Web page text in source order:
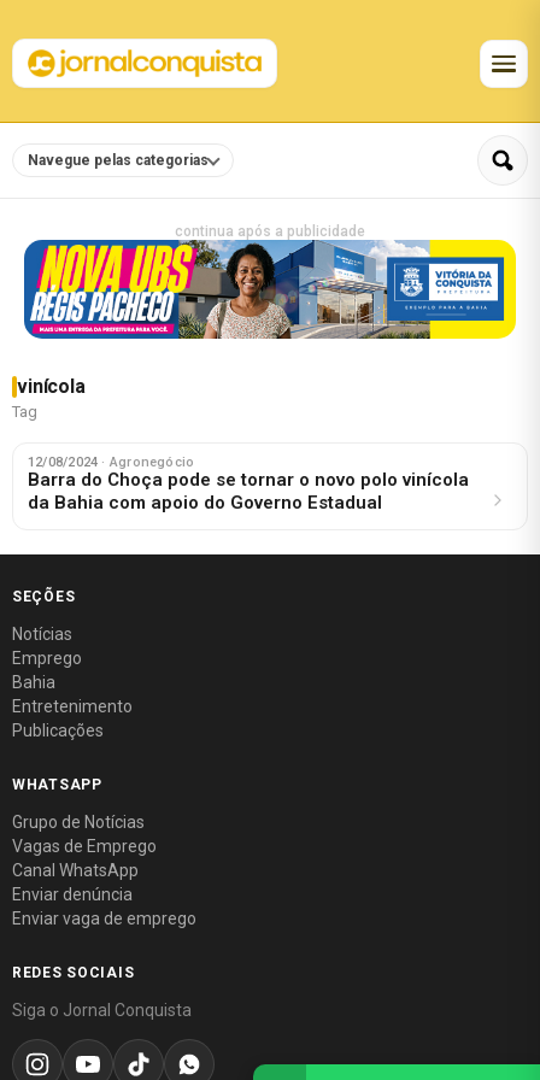
Navegue pelas categorias
continua após a publicidade
vinícola
Tag
12/08/2024 · Agronegócio
Barra do Choça pode se tornar o novo polo vinícola
da Bahia com apoio do Governo Estadual
SEÇÕES
Notícias
Emprego
Bahia
Entretenimento
Publicações
WHATSAPP
Grupo de Notícias
Vagas de Emprego
Canal WhatsApp
Enviar denúncia
Enviar vaga de emprego
REDES SOCIAIS
Siga o Jornal Conquista